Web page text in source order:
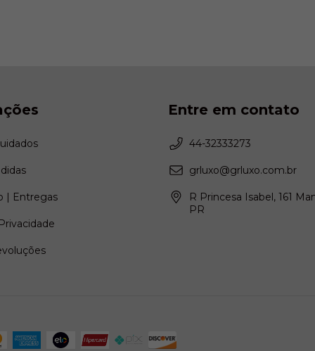
| Entregas
Entre em contato
44-32333273
grluxo@grluxo.com.br
R Princesa Isabel, 161
PR